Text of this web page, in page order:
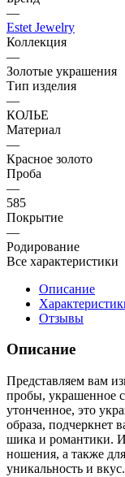
—
Estet Jewelry
Коллекция
—
Золотые украшения
Тип изделия
—
КОЛЬЕ
Материал
—
Красное золото
Проба
—
585
Покрытие
—
Родирование
Все характеристики
Описание
Отзывы
Описание
Представляем вам
пробы, украшенное
утонченное, это
образа, подчеркнет
шика и романтики.
ношения, а также
уникальность и вкус.